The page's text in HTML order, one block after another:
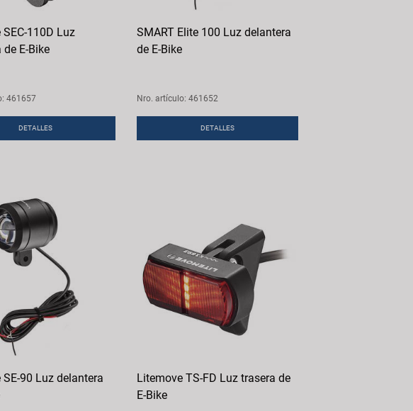
110D Luz
E-Bike
461657
DETALLES
SMART Elite 100 Luz delantera
de E-Bike
Nro. artículo: 461652
DETALLES
90 Luz delantera
Litemove TS-FD Luz trasera de
E-Bike